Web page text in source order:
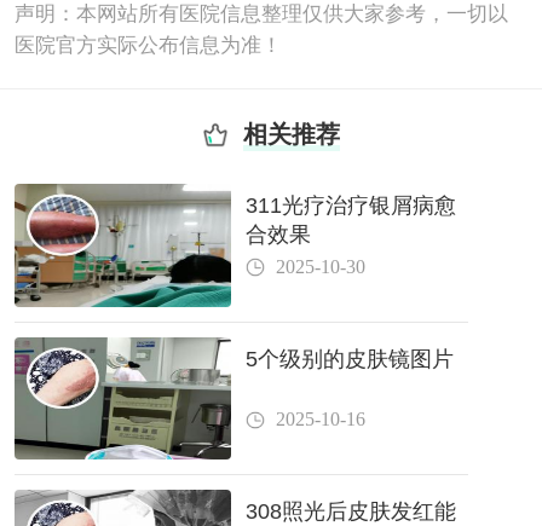
声明：本网站所有医院信息整理仅供大家参考，一切以
医院官方实际公布信息为准！
相关推荐
311光疗治疗银屑病愈
合效果
2025-10-30
5个级别的皮肤镜图片
2025-10-16
308照光后皮肤发红能